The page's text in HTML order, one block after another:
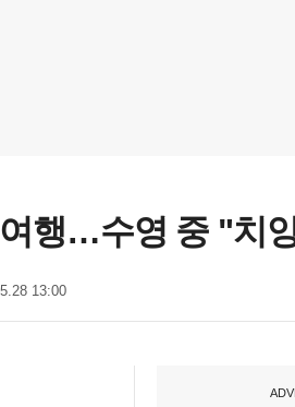
행…수영 중 "치
13:00